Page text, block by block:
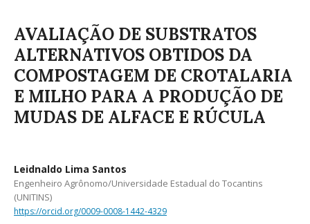
AVALIAÇÃO DE SUBSTRATOS
ALTERNATIVOS OBTIDOS DA
COMPOSTAGEM DE CROTALARIA
E MILHO PARA A PRODUÇÃO DE
MUDAS DE ALFACE E RÚCULA
Leidnaldo Lima Santos
Engenheiro Agrônomo/Universidade Estadual do Tocantins
(UNITINS)
https://orcid.org/0009-0008-1442-4329